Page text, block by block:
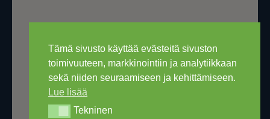
Tämä sivusto käyttää evästeitä sivuston
toimivuuteen, markkinointiin ja analytiikkaan
sekä niiden seuraamiseen ja kehittämiseen.
Lue lisää
TekninenTekninen